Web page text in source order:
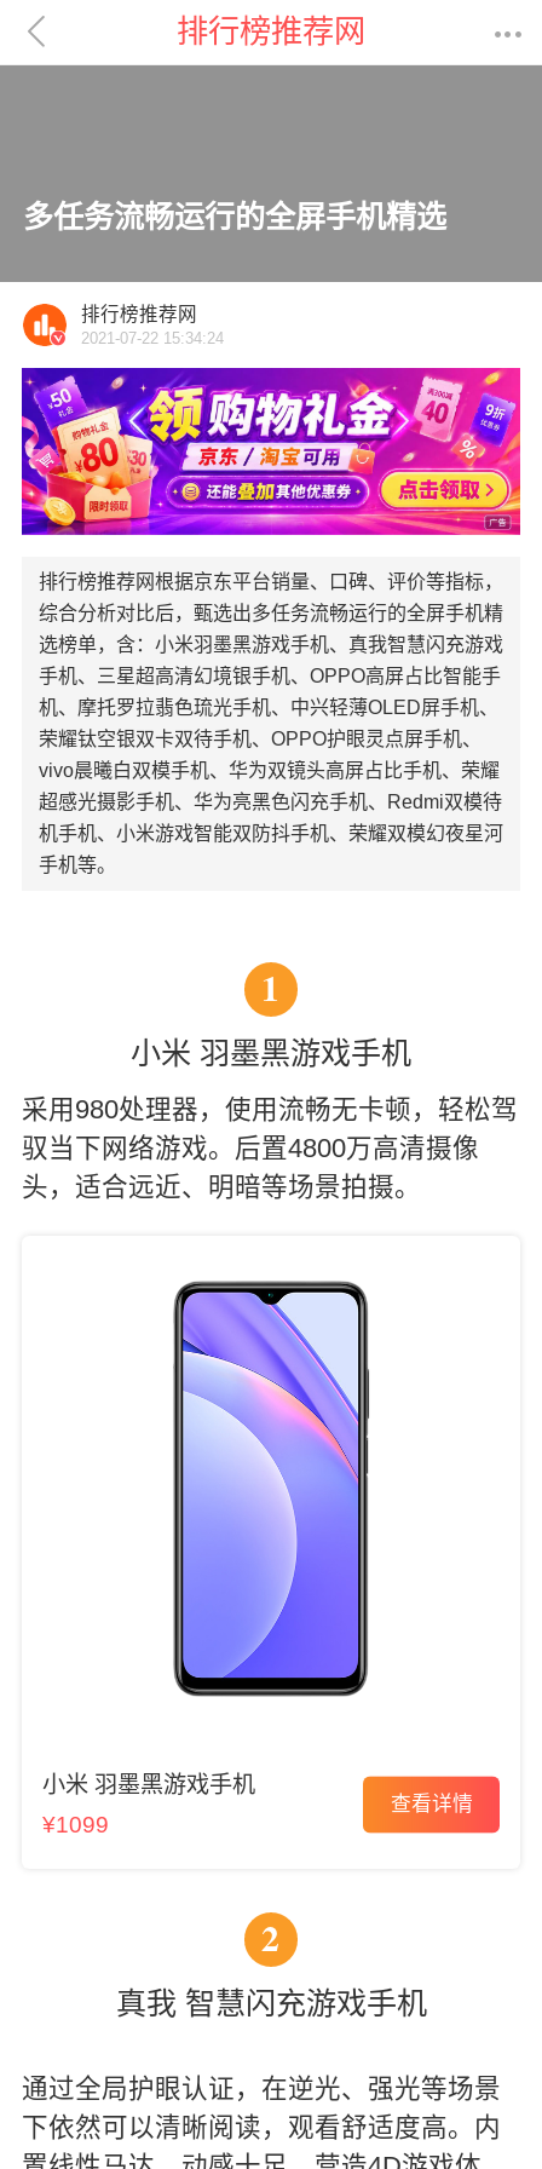
 排行榜推荐网 
多任务流畅运行的全屏手机精选

排行榜推荐网
2021-07-22 15:34:24
排行榜推荐网根据京东平台销量、口碑、评价等指标，
综合分析对比后，甄选出多任务流畅运行的全屏手机精
选榜单，含：小米羽墨黑游戏手机、真我智慧闪充游戏
手机、三星超高清幻境银手机、OPPO高屏占比智能手
机、摩托罗拉翡色琉光手机、中兴轻薄OLED屏手机、
荣耀钛空银双卡双待手机、OPPO护眼灵点屏手机、
vivo晨曦白双模手机、华为双镜头高屏占比手机、荣耀
超感光摄影手机、华为亮黑色闪充手机、Redmi双模待
机手机、小米游戏智能双防抖手机、荣耀双模幻夜星河
手机等。
1
小米 羽墨黑游戏手机
采用980处理器，使用流畅无卡顿，轻松驾
驭当下网络游戏。后置4800万高清摄像
头，适合远近、明暗等场景拍摄。
小米 羽墨黑游戏手机
¥1099
查看详情
2
真我 智慧闪充游戏手机
通过全局护眼认证，在逆光、强光等场景
下依然可以清晰阅读，观看舒适度高。内